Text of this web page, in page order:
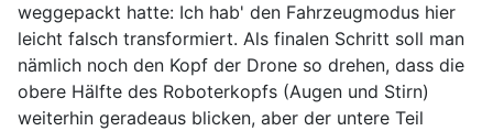
weggepackt hatte: Ich hab' den Fahrzeugmodus hier
leicht falsch transformiert. Als finalen Schritt soll man
nämlich noch den Kopf der Drone so drehen, dass die
obere Hälfte des Roboterkopfs (Augen und Stirn)
weiterhin geradeaus blicken, aber der untere Teil